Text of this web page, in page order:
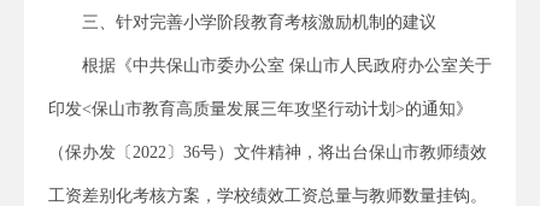
三、针对完善小学阶段教育考核激励机制的建议
根据《中共保山市委办公室 保山市人民政府办公室关于
印发<保山市教育高质量发展三年攻坚行动计划>的通知》
（保办发〔2022〕36号）文件精神，将出台保山市教师绩效
工资差别化考核方案，学校绩效工资总量与教师数量挂钩。